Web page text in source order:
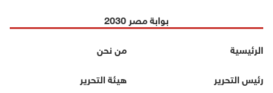
بوابة مصر 2030
الرئيسية
من نحن
رئيس التحرير
هيئة التحرير